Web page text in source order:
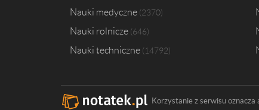
Nauki medyczne 2370
Nauki rolnicze 646
Nauki techniczne 14792
Korzystanie z serwisu oznacza